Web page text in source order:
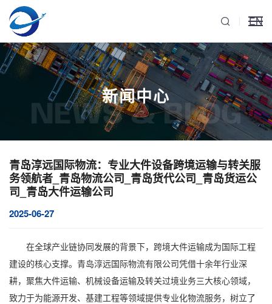
EN
新闻中心
NEWS & BLOG
青岛淳远国际物流：专业大件设备跨境运输与转关服
务领航者_青岛物流公司_青岛货代公司_青岛货运公
司_青岛大件运输公司
2025-06-27
在全球产业链协同发展的背景下，跨境大件运输成为国际工程
建设的核心支撑。青岛淳远国际物流有限公司凭借十余年行业深
耕，聚焦大件运输、 机械设备运输及转关过境业务三大核心领域，
致力于为能源开发、基建工程等领域提供专业化物流服务，树立了